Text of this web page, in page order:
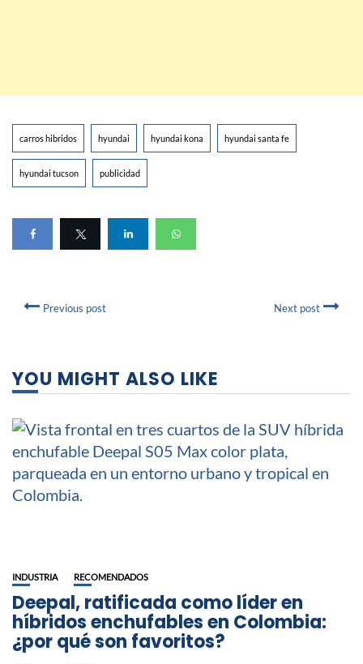
carros hibridos hyundai hyundai kona hyundai santa fe
hyundai tucson publicidad
Previous post Next post
YOU MIGHT ALSO LIKE
INDUSTRIA RECOMENDADOS
Deepal, ratificada como líder en
híbridos enchufables en Colombia:
¿por qué son favoritos?